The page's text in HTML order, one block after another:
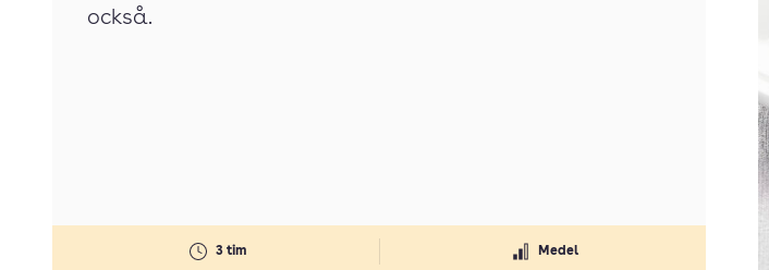
3 tim Medel
också.